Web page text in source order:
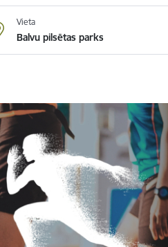
Vieta
Balvu pilsētas parks